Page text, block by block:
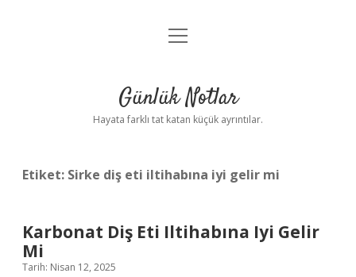
Anasayfa
Yasal Uyarı
menüyü
Günlük Notlar
Hayata farklı tat katan küçük ayrıntılar.
Etiket: Sirke diş eti iltihabına iyi gelir mi
Karbonat Diş Eti Iltihabına Iyi Gelir
Mi
Tarih: Nisan 12, 2025